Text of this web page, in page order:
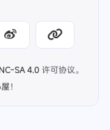
SA 4.0 许可协议。
！